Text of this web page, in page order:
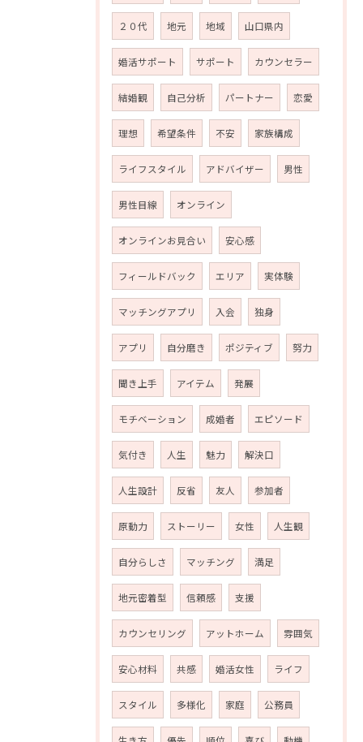
２０代 地元 地域 山口県内
婚活サポート サポート カウンセラー
結婚観 自己分析 パートナー 恋愛
理想 希望条件 不安 家族構成
ライフスタイル アドバイザー 男性
男性目線 オンライン
オンラインお見合い 安心感
フィールドバック エリア 実体験
マッチングアプリ 入会 独身
アプリ 自分磨き ポジティブ 努力
聞き上手 アイテム 発展
モチベーション 成婚者 エピソード
気付き 人生 魅力 解決口
人生設計 反省 友人 参加者
原動力 ストーリー 女性 人生観
自分らしさ マッチング 満足
地元密着型 信頼感 支援
カウンセリング アットホーム 雰囲気
安心材料 共感 婚活女性 ライフ
スタイル 多様化 家庭 公務員